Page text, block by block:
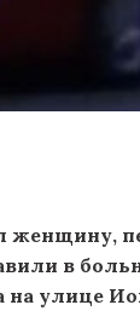
женщину,
в
на улице